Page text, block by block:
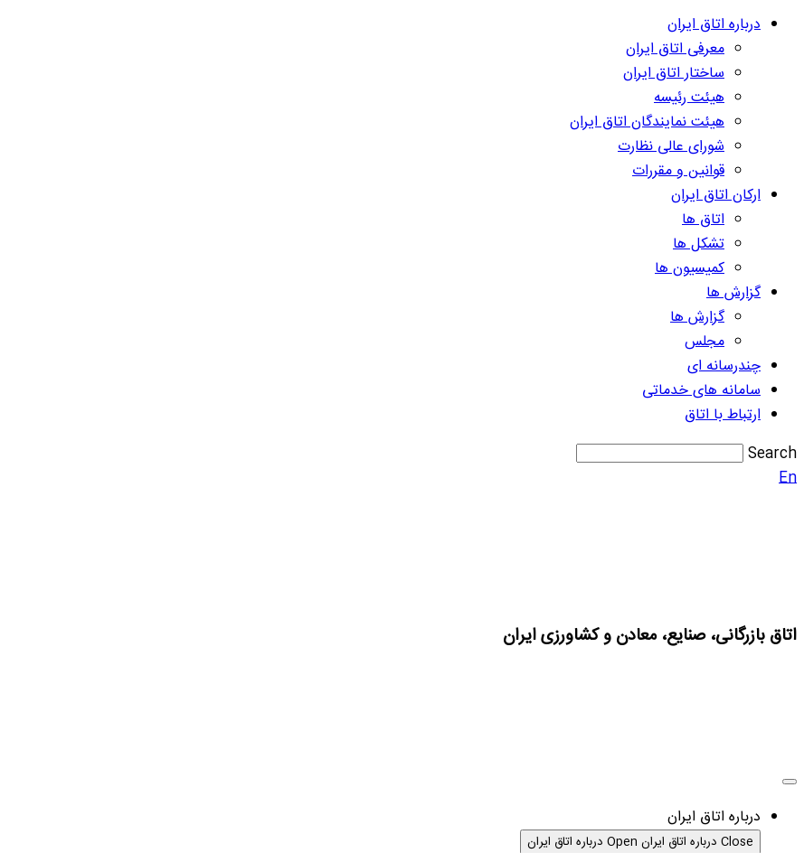
درباره اتاق ایران
معرفی اتاق ایران
ساختار اتاق ایران
هیئت رئیسه
هیئت نمایندگان اتاق ایران
شورای عالی نظارت
قوانین و مقررات
ارکان اتاق ایران
اتاق ها
تشکل ها
کمیسیون ها
گزارش ها
گزارش ها
مجلس
چندرسانه ای
سامانه های خدماتی
ارتباط با اتاق
Search
En
اتاق بازرگانی، صنایع، معادن و کشاورزی ایران
درباره اتاق ایران
Close درباره اتاق ایران Open درباره اتاق ایران